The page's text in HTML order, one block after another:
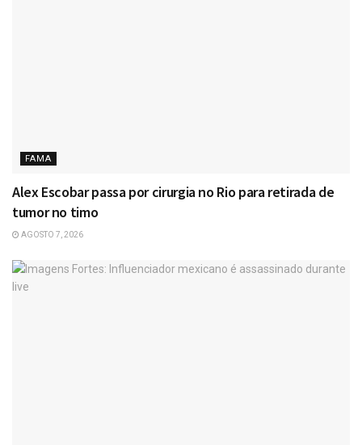
FAMA
Alex Escobar passa por cirurgia no Rio para retirada de
tumor no timo
AGOSTO 7, 2026